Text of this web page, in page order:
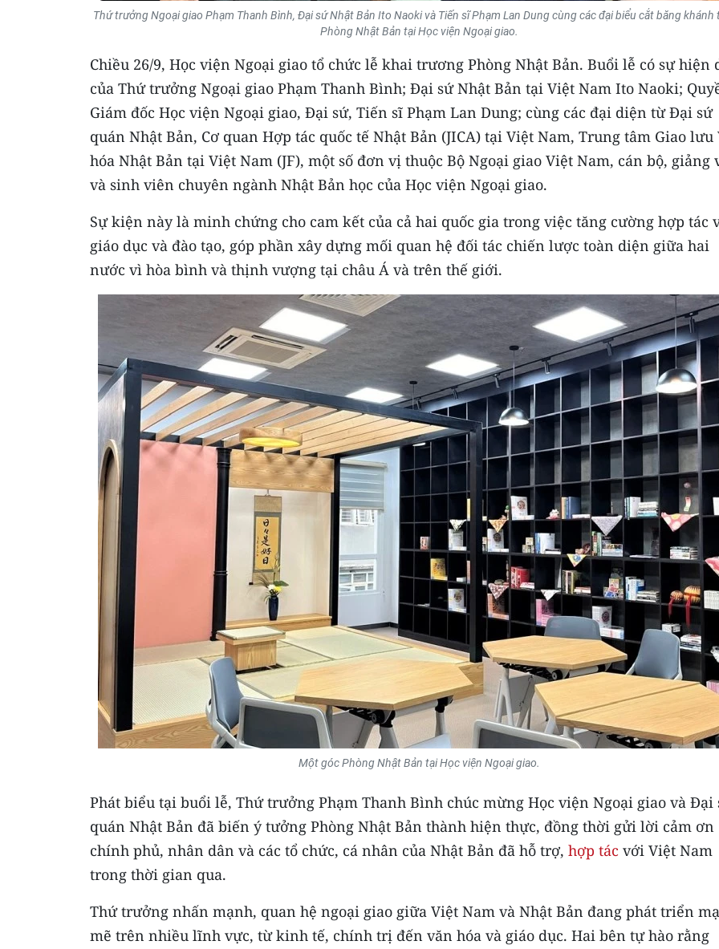
Thứ trưởng Ngoại giao Phạm Thanh Bình, Đại sứ Nhật Bản Ito Naoki và Tiến sĩ Phạm Lan Dung cùng các đại biểu cắt băng khánh
Phòng Nhật Bản tại Học viện Ngoại giao.
Chiều 26/9, Học viện Ngoại giao tổ chức lễ khai trương Phòng Nhật Bản. Buổi lễ có sự hiện
của Thứ trưởng Ngoại giao Phạm Thanh Bình; Đại sứ Nhật Bản tại Việt Nam Ito Naoki;
Giám đốc Học viện Ngoại giao, Đại sứ, Tiến sĩ Phạm Lan Dung; cùng các đại diện từ Đại sứ
quán Nhật Bản, Cơ quan Hợp tác quốc tế Nhật Bản (JICA) tại Việt Nam, Trung tâm Giao lưu
hóa Nhật Bản tại Việt Nam (JF), một số đơn vị thuộc Bộ Ngoại giao Việt Nam, cán bộ, giảng
và sinh viên chuyên ngành Nhật Bản học của Học viện Ngoại giao.
Sự kiện này là minh chứng cho cam kết của cả hai quốc gia trong việc tăng cường hợp tác
giáo dục và đào tạo, góp phần xây dựng mối quan hệ đối tác chiến lược toàn diện giữa hai
nước vì hòa bình và thịnh vượng tại châu Á và trên thế giới.
Một góc Phòng Nhật Bản tại Học viện Ngoại giao.
Phát biểu tại buổi lễ, Thứ trưởng Phạm Thanh Bình chúc mừng Học viện Ngoại giao và Đại
quán Nhật Bản đã biến ý tưởng Phòng Nhật Bản thành hiện thực, đồng thời gửi lời cảm ơn
chính phủ, nhân dân và các tổ chức, cá nhân của Nhật Bản đã hỗ trợ, hợp tác với Việt Nam
trong thời gian qua.
Thứ trưởng nhấn mạnh, quan hệ ngoại giao giữa Việt Nam và Nhật Bản đang phát triển
mẽ trên nhiều lĩnh vực, từ kinh tế, chính trị đến văn hóa và giáo dục. Hai bên tự hào rằng